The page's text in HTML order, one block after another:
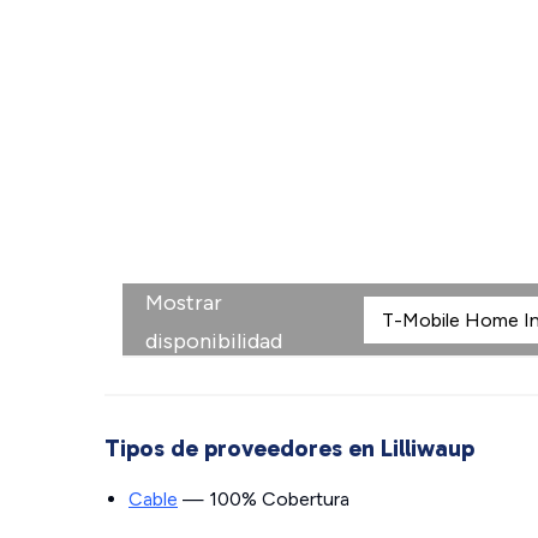
Mostrar
disponibilidad
Tipos de proveedores en Lilliwaup
Cable — 100% Cobertura